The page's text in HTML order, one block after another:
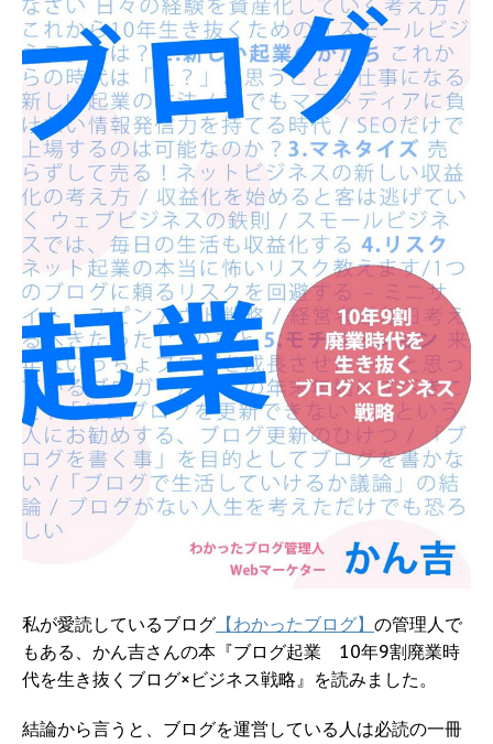
私が愛読しているブログ 【わかったブログ】 の管理人で
もある、かん吉さんの本『ブログ起業 10年9割廃業時
代を生き抜くブログ×ビジネス戦略』を読みました。
結論から言うと、ブログを運営している人は必読の一冊